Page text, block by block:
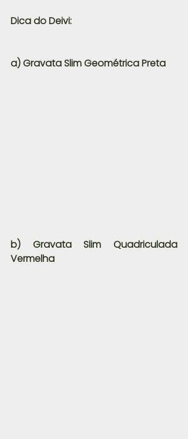
Dica do Deivi:
a) Gravata Slim Geométrica Preta
b) Gravata Slim Quadriculada
Vermelha